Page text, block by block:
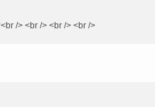
/> <br /> <br /> <br />